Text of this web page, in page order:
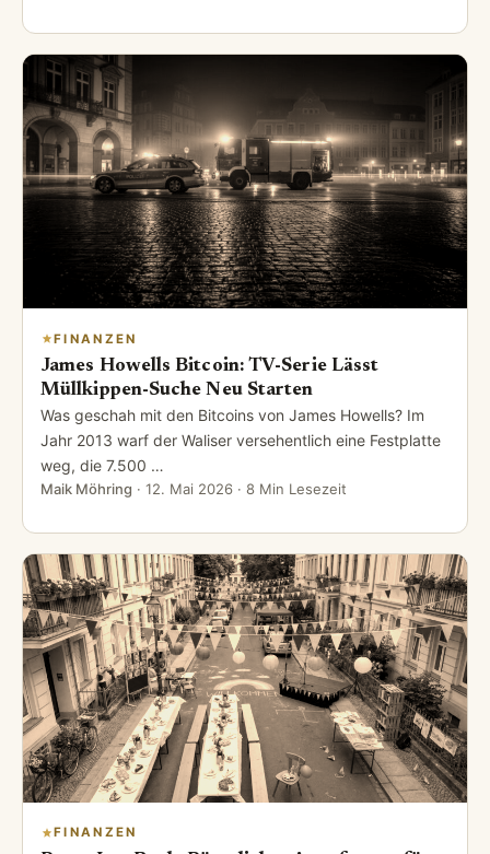
FINANZEN
James Howells Bitcoin: TV-Serie Lässt
Müllkippen-Suche Neu Starten
Was geschah mit den Bitcoins von James Howells? Im
Jahr 2013 warf der Waliser versehentlich eine Festplatte
weg, die 7.500 …
Maik Möhring · 12. Mai 2026 · 8 Min Lesezeit
FINANZEN